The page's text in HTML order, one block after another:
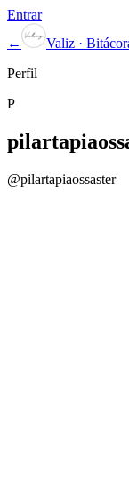
Entrar
←
Valiz ·
Perfil
P
@pilartapiaossaster